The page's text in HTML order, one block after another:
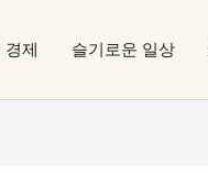
경제 슬기로운 일상